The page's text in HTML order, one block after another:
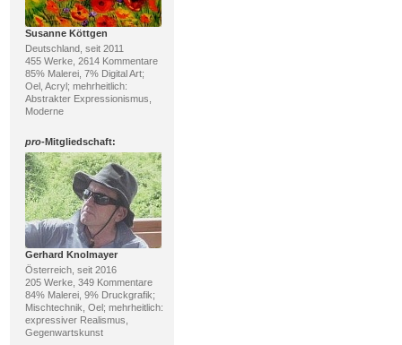
Susanne Köttgen
Deutschland, seit 2011
455 Werke, 2614 Kommentare
85% Malerei, 7% Digital Art;
Oel, Acryl; mehrheitlich:
Abstrakter Expressionismus,
Moderne
pro-Mitgliedschaft:
Gerhard Knolmayer
Österreich, seit 2016
205 Werke, 349 Kommentare
84% Malerei, 9% Druckgrafik;
Mischtechnik, Oel; mehrheitlich:
expressiver Realismus,
Gegenwartskunst